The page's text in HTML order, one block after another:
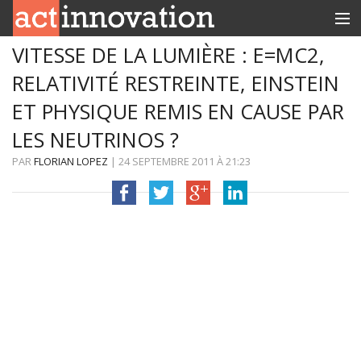
RUBRIQUES
INNOBOX
VITESSE DE LA LUMIÈRE : E=MC2,
RELATIVITÉ RESTREINTE, EINSTEIN
ET PHYSIQUE REMIS EN CAUSE PAR
LES NEUTRINOS ?
PARFLORIAN LOPEZ | 24 SEPTEMBRE 2011 À21:23